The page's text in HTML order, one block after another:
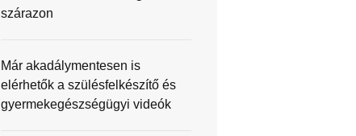
szárazon
Már akadálymentesen is
elérhetők a szülésfelkészítő és
gyermekegészségügyi videók